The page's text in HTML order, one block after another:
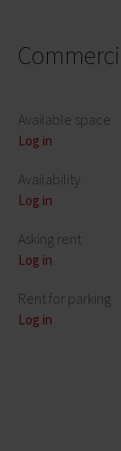
Available space
Log in
Availability
Log in
Asking rent
Log in
Rent for parking
Log in